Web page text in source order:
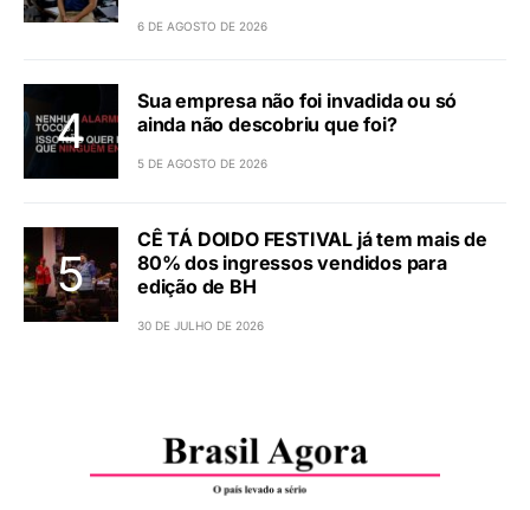
6 DE AGOSTO DE 2026
Sua empresa não foi invadida ou só
ainda não descobriu que foi?
5 DE AGOSTO DE 2026
CÊ TÁ DOIDO FESTIVAL já tem mais de
80% dos ingressos vendidos para
edição de BH
30 DE JULHO DE 2026